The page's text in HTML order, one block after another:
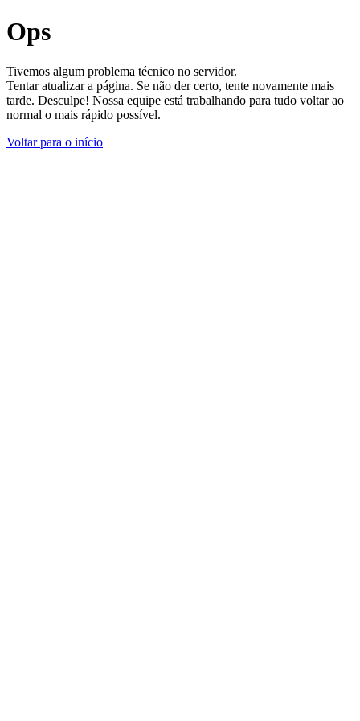
Ops
Tivemos algum problema técnico no servidor.
Tentar atualizar a página. Se não der certo, tente novamente mais
tarde. Desculpe! Nossa equipe está trabalhando para tudo voltar ao
normal o mais rápido possível.
Voltar para o início